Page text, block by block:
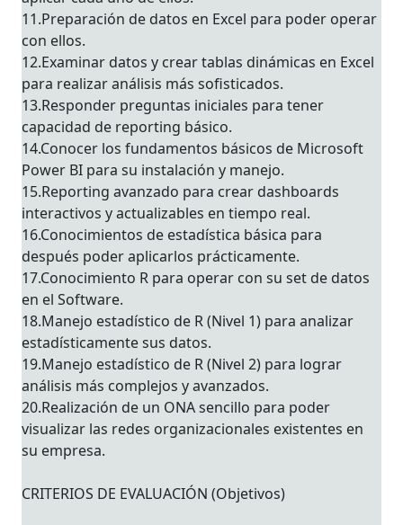
11.Preparación de datos en Excel para poder operar
con ellos.
12.Examinar datos y crear tablas dinámicas en Excel
para realizar análisis más sofisticados.
13.Responder preguntas iniciales para tener
capacidad de reporting básico.
14.Conocer los fundamentos básicos de Microsoft
Power BI para su instalación y manejo.
15.Reporting avanzado para crear dashboards
interactivos y actualizables en tiempo real.
16.Conocimientos de estadística básica para
después poder aplicarlos prácticamente.
17.Conocimiento R para operar con su set de datos
en el Software.
18.Manejo estadístico de R (Nivel 1) para analizar
estadísticamente sus datos.
19.Manejo estadístico de R (Nivel 2) para lograr
análisis más complejos y avanzados.
20.Realización de un ONA sencillo para poder
visualizar las redes organizacionales existentes en
su empresa.
CRITERIOS DE EVALUACIÓN (Objetivos)